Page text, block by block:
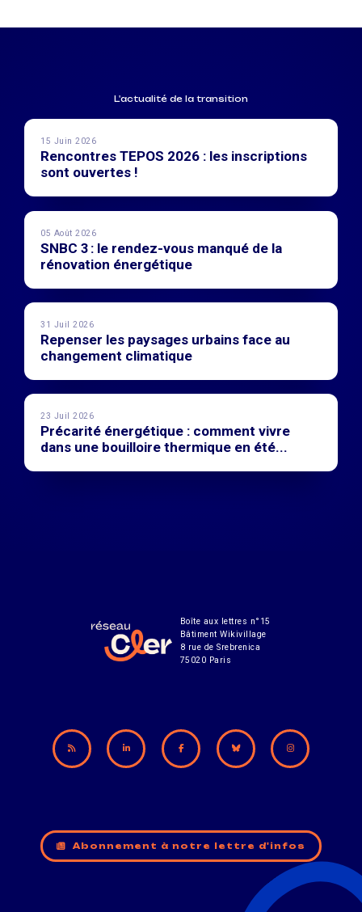
L'actualité de la transition
15 Juin 2026
Rencontres TEPOS 2026 : les inscriptions
sont ouvertes !
05 Août 2026
SNBC 3 : le rendez-vous manqué de la
rénovation énergétique
31 Juil 2026
Repenser les paysages urbains face au
changement climatique
23 Juil 2026
Précarité énergétique : comment vivre
dans une bouilloire thermique en été...
Boîte aux lettres n°15
Bâtiment Wikivillage
8 rue de Srebrenica
75020 Paris
Abonnement à notre lettre d'infos